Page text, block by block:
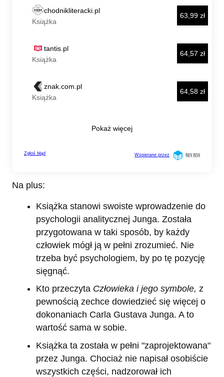
Na plus:
Książka stanowi swoiste wprowadzenie do
psychologii analitycznej Junga. Została
przygotowana w taki sposób, by każdy
człowiek mógł ją w pełni zrozumieć. Nie
trzeba być psychologiem, by po tę pozycję
sięgnąć.
Kto przeczyta Człowieka i jego symbole, z
pewnością zechce dowiedzieć się więcej o
dokonaniach Carla Gustava Junga. A to
wartość sama w sobie.
Książka ta została w pełni "zaprojektowana"
przez Junga. Chociaż nie napisał osobiście
wszystkich części, nadzorował ich